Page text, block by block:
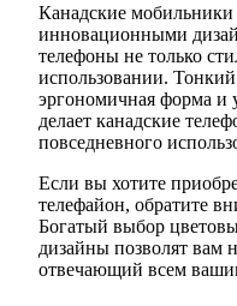
Канадские
инновационными
телефоны не только
использовании.
эргономичная форма и
делает канадские
повседневного
Если вы хотите
телефайон, обратите
Богатый выбор
дизайны позволят вам
отвечающий всем